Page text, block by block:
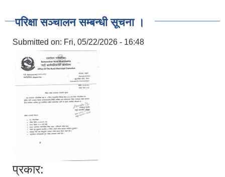
परिक्षा सञ्चालन सम्बन्धी सूचना ।
Submitted on: Fri, 05/22/2026 - 16:48
प्रकार: